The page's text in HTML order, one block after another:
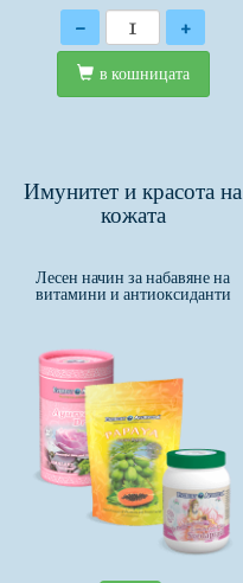
Количество
- +
в кошницата
Имунитет и красота на
кожата
Лесен начин за набавяне на
витамини и антиоксиданти